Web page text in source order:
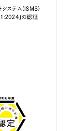
ステム（ISMS）
」の認証